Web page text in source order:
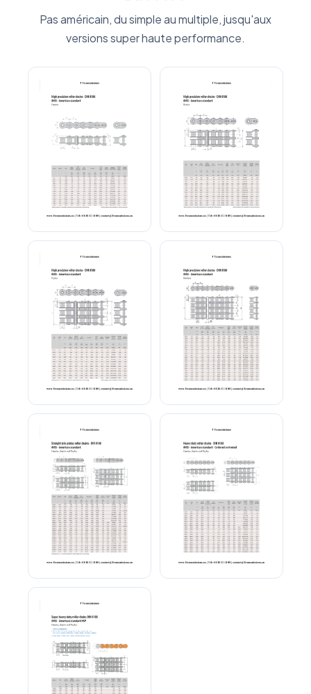
Pas américain, du simple au multiple, jusqu'aux
versions super haute performance.
DIN 8188
8188
8188
droite